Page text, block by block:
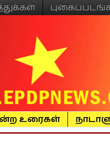
உரைகள்